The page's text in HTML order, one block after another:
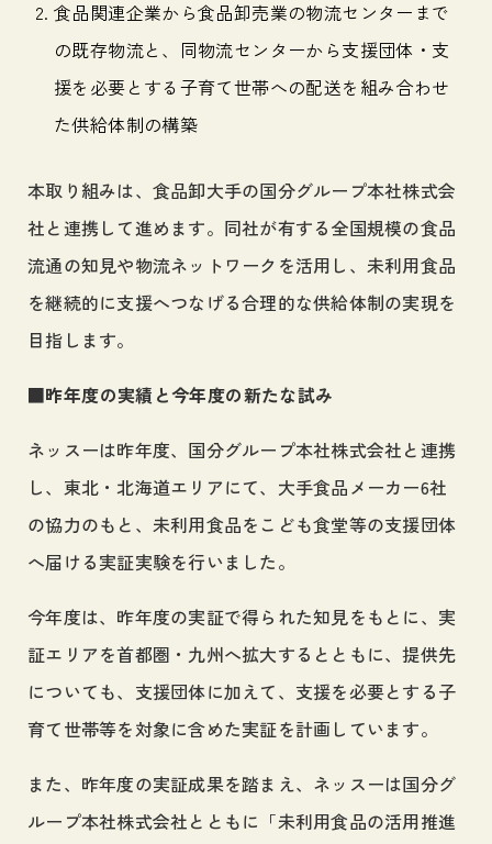
食品関連企業から食品卸売業の物流センターまで
の既存物流と、同物流センターから支援団体・支
援を必要とする子育て世帯への配送を組み合わせ
た供給体制の構築
本取り組みは、食品卸大手の国分グループ本社株式会
社と連携して進めます。同社が有する全国規模の食品
流通の知見や物流ネットワークを活用し、未利用食品
を継続的に支援へつなげる合理的な供給体制の実現を
目指します。
■昨年度の実績と今年度の新たな試み
ネッスーは昨年度、国分グループ本社株式会社と連携
し、東北・北海道エリアにて、大手食品メーカー6社
の協力のもと、未利用食品をこども食堂等の支援団体
へ届ける実証実験を行いました。
今年度は、昨年度の実証で得られた知見をもとに、実
証エリアを首都圏・九州へ拡大するとともに、提供先
についても、支援団体に加えて、支援を必要とする子
育て世帯等を対象に含めた実証を計画しています。
また、昨年度の実証成果を踏まえ、ネッスーは国分グ
ループ本社株式会社とともに「未利用食品の活用推進